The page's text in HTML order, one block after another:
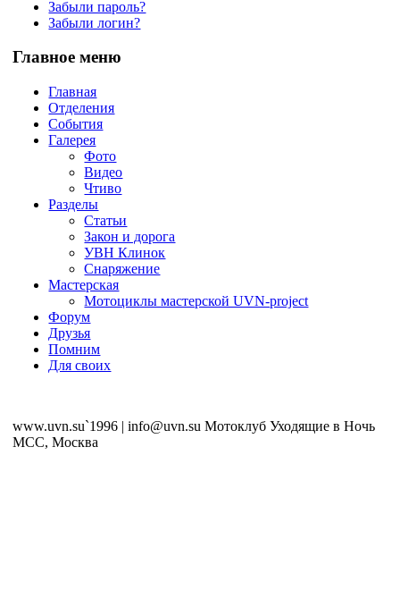
Забыли пароль?
Забыли логин?
Главное меню
Главная
Отделения
События
Галерея
Фото
Видео
Чтиво
Разделы
Статьи
Закон и дорога
УВН Клинок
Снаряжение
Мастерская
Мотоциклы мастерской UVN-project
Форум
Друзья
Помним
Для своих
www.uvn.su`1996 | info@uvn.su Мотоклуб Уходящие в Ночь
MCC, Москва